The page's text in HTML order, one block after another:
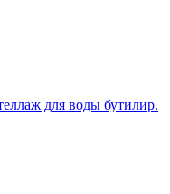
для воды бутилир.